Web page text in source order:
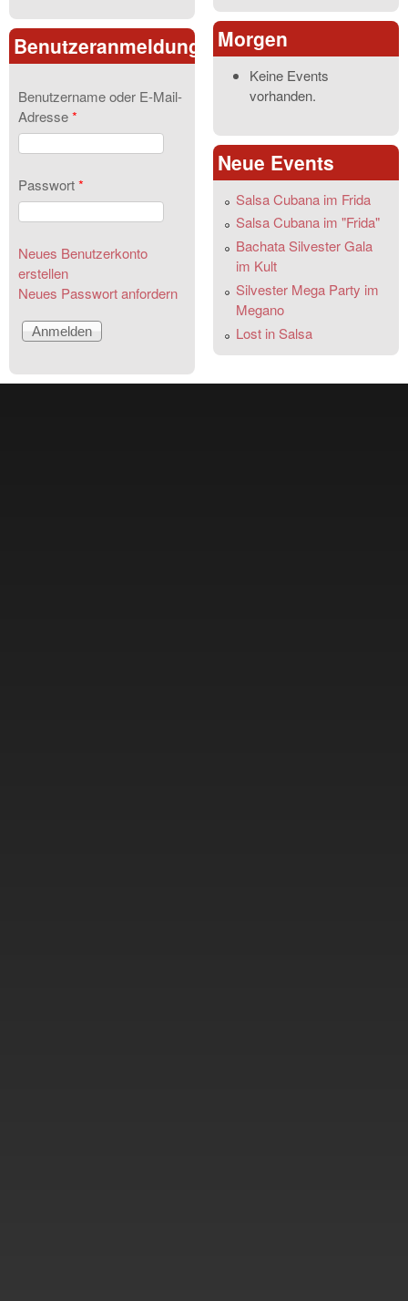
Benutzeranmeldung
Benutzername oder E-Mail-
Adresse*
Passwort*
Neues Benutzerkonto
erstellen
Neues Passwort anfordern
Morgen
Keine Events
vorhanden.
Neue Events
Salsa Cubana im Frida
Salsa Cubana im "Frida"
Bachata Silvester Gala
im Kult
Silvester Mega Party im
Megano
Lost in Salsa